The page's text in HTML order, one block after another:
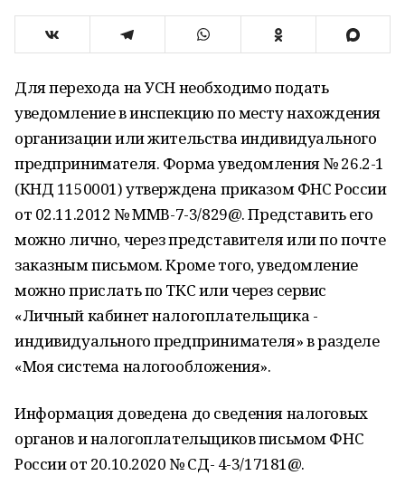
Для перехода на УСН необходимо подать
уведомление в инспекцию по месту нахождения
организации или жительства индивидуального
предпринимателя. Форма уведомления № 26.2-1
(КНД 1150001) утверждена приказом ФНС России
от 02.11.2012 № ММВ-7-3/829@. Представить его
можно лично, через представителя или по почте
заказным письмом. Кроме того, уведомление
можно прислать по ТКС или через сервис
«Личный кабинет налогоплательщика -
индивидуального предпринимателя» в разделе
«Моя система налогообложения».
Информация доведена до сведения налоговых
органов и налогоплательщиков письмом ФНС
России от 20.10.2020 № СД- 4-3/17181@.